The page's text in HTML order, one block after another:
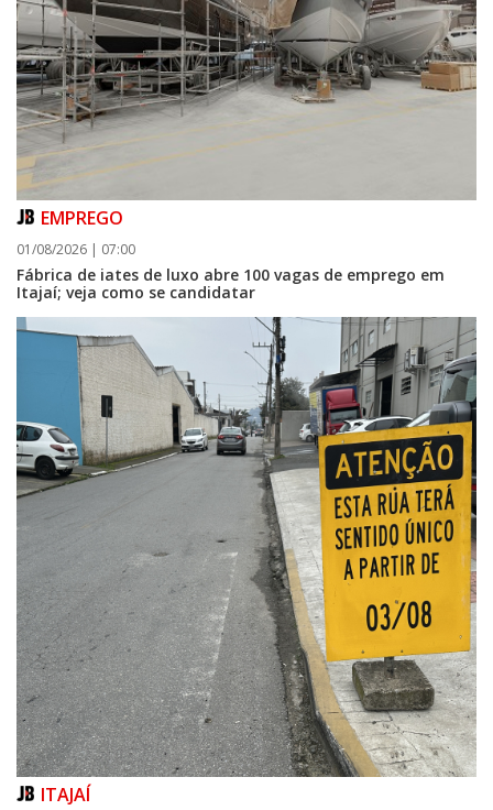
EMPREGO
01/08/2026 | 07:00
Fábrica de iates de luxo abre 100 vagas de emprego em
Itajaí; veja como se candidatar
ITAJAÍ